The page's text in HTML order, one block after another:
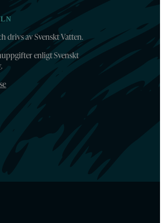
drivs av Svenskt Vatten.
enligt Svenskt
.